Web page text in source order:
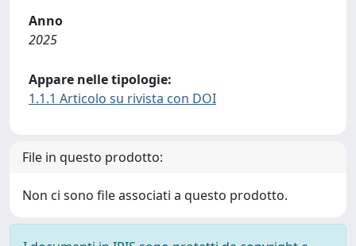
Anno
2025
Appare nelle tipologie:
1.1.1 Articolo su rivista con DOI
File in questo prodotto:
Non ci sono file associati a questo prodotto.